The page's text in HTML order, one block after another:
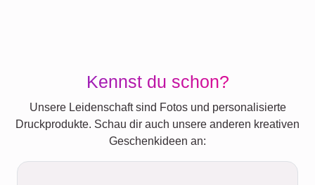
Kennst du schon?
Unsere Leidenschaft sind Fotos und personalisierte
Druckprodukte. Schau dir auch unsere anderen kreativen
Geschenkideen an: